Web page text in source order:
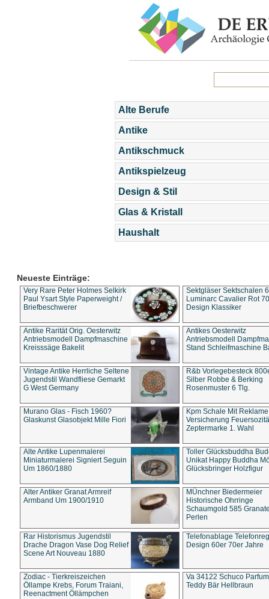
Alte Berufe
Antike
Antikschmuck
Antikspielzeug
Design & Stil
Glas & Kristall
Haushalt
Neueste Einträge:
Very Rare Peter Holmes Selkirk
Paul Ysart Style Paperweight /
Briefbeschwerer
Sektgläser Sektschalen
Luminarc Cavalier Rot
Design Klassiker
Antike Rarität Orig. Oesterwitz
Antriebsmodell Dampfmaschine
Kreisssäge Bakelit
Antikes Oesterwitz
Antriebsmodell
Stand Schleifmaschine
Vintage Antike Herrliche Seltene
Jugendstil Wandfliese Gemarkt
G West Germany
R&b Vorlegebesteck
Silber Robbe & Berking
Rosenmuster 6 Tlg.
Murano Glas - Fisch 1960?
Glaskunst Glasobjekt Mille Fiori
Kpm Schale Mit Reklame
Versicherung
Zeptermarke 1. Wahl
Alte Antike Lupenmalerei
Miniaturmalerei Signiert Seguin
Um 1860/1880
Toller Glücksbuddha
Unikat Happy Buddha
Glücksbringer Holzfigur
Alter Antiker Granat Armreif
Armband Um 1900/1910
MÜnchner Biedermeier
Historische Ohrringe
Schaumgold 585
Perlen
Rar Historismus Jugendstil
Drache Dragon Vase Dog Relief
Scene Art Nouveau 1880
Telefonablage
Design 60er 70er Jahre
Zodiac - Tierkreiszeichen
Öllampe Krebs, Forum Traiani,
Reenactment Öllämpchen
Va 34122 Schuco
Teddy Bär Hellbraun